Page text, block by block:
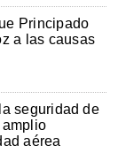
Principado
a las causas
seguridad de
amplio
aérea